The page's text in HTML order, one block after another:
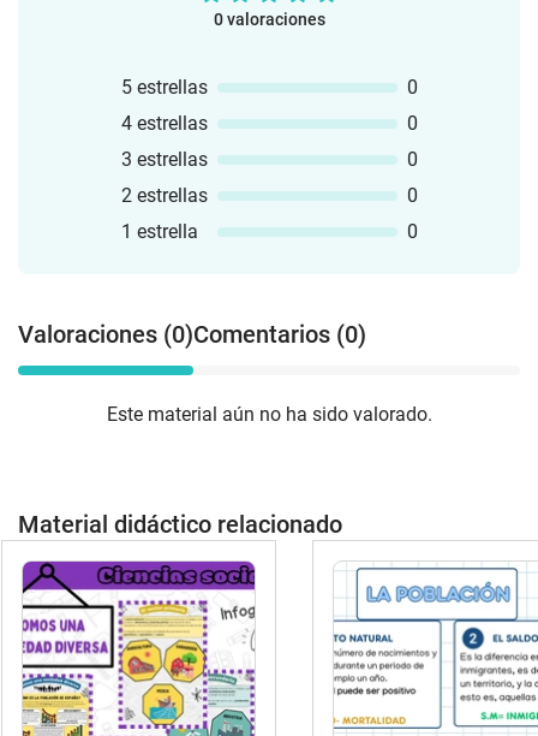
0 valoraciones
5 estrellas
0
4 estrellas
0
3 estrellas
0
2 estrellas
0
1 estrella
0
Valoraciones (0)Comentarios (0)
Este material aún no ha sido valorado.
Material didáctico relacionado